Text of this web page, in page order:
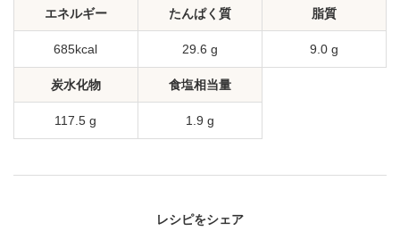
エネルギー
685kcal
たんぱく質
29.6 g
脂質
9.0 g
炭水化物
117.5 g
食塩相当量
1.9 g
レシピをシェア